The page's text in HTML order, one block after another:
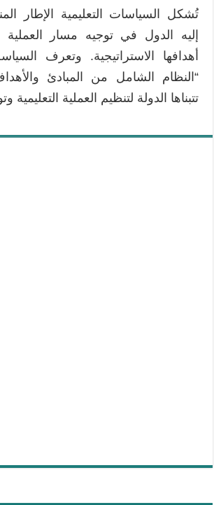
تُشكل السياسات التعليمية الإطار
إليه الدول في توجيه مسار العملية
أهدافها الاستراتيجية. وتعرف السياسة
“النظام الشامل من المبادئ
تتبناها الدولة لتنظيم العملية التعليمية